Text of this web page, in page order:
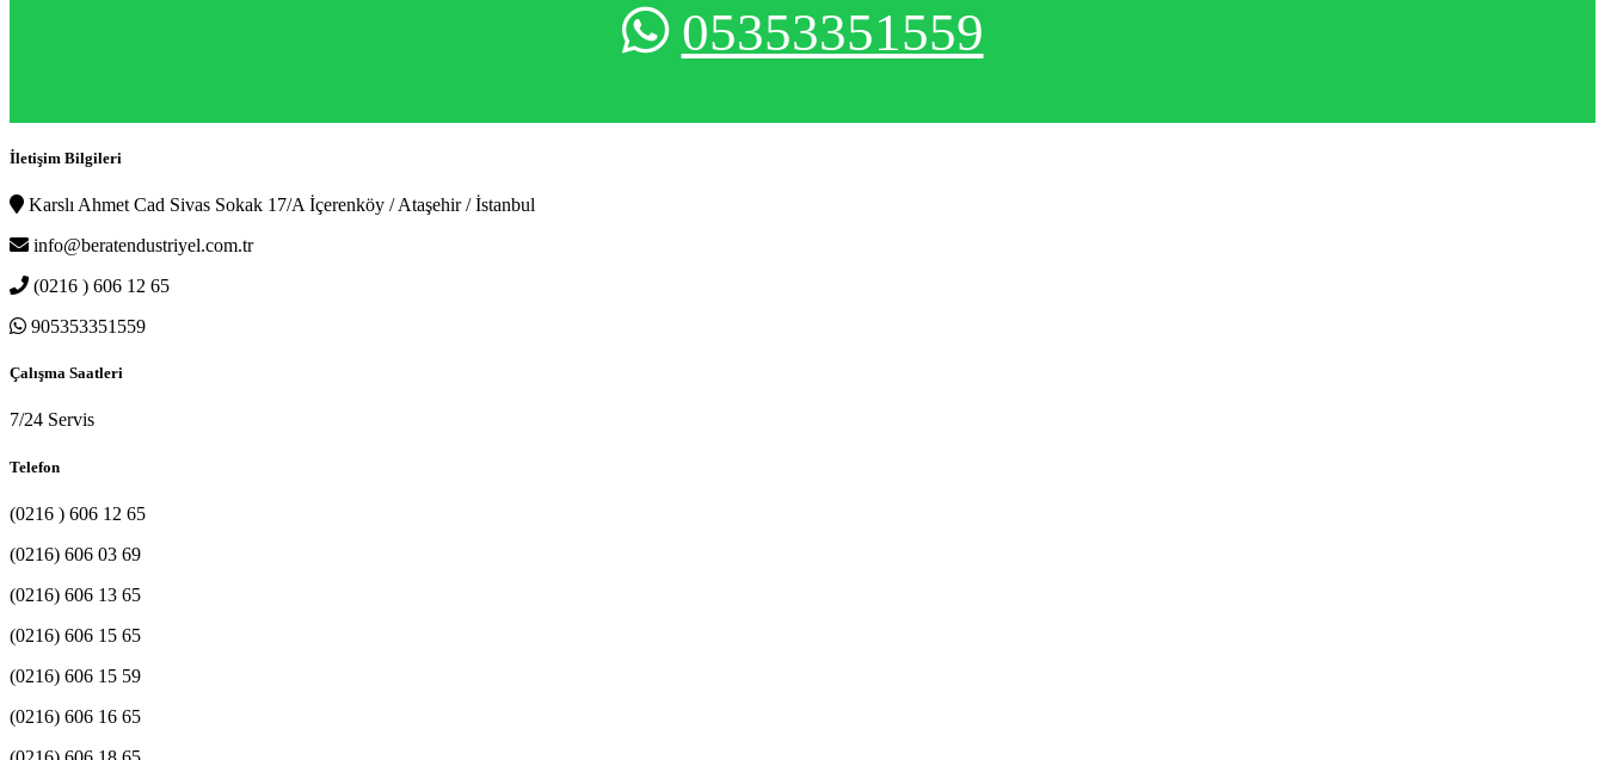
05353351559
İletişim Bilgileri
Karslı Ahmet Cad Sivas Sokak 17/A İçerenköy / Ataşehir / İstanbul
info@beratendustriyel.com.tr
(0216 ) 606 12 65
905353351559
Çalışma Saatleri
7/24 Servis
Telefon
(0216 ) 606 12 65
(0216) 606 03 69
(0216) 606 13 65
(0216) 606 15 65
(0216) 606 15 59
(0216) 606 16 65